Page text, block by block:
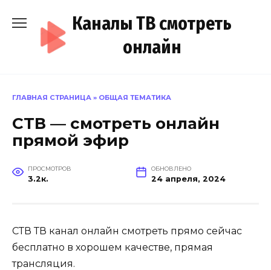
содержанию
Каналы ТВ смотреть
онлайн
ГЛАВНАЯ СТРАНИЦА » ОБЩАЯ ТЕМАТИКА
СТВ — смотреть онлайн
прямой эфир
ПРОСМОТРОВ
3.2к.
ОБНОВЛЕНО
24 апреля, 2024
СТВ ТВ канал онлайн смотреть прямо сейчас
бесплатно в хорошем качестве, прямая
трансляция.